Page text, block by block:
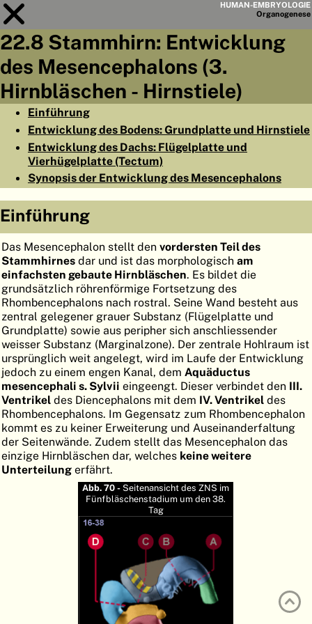
HUMAN-EMBRYOLOGIE
Organogenese
Modul 22
KAPITELLISTE
ABSTRAKT
HOME
EMBRYOGENESE
ORGANOGENESE
ATLASEMBRYOLOGY
SUCHEN
HILFE
FR
22.8 Stammhirn: Entwicklung
des Mesencephalons (3.
Hirnbläschen - Hirnstiele)
Einführung
Entwicklung des Bodens: Grundplatte und Hirnstiele
Entwicklung des Dachs: Flügelplatte und
Vierhügelplatte (Tectum)
Synopsis der Entwicklung des Mesencephalons
Einführung
Das Mesencephalon stellt den vordersten Teil des
Stammhirnes dar und ist das morphologisch am
einfachsten gebaute Hirnbläschen. Es bildet die
grundsätzlich röhrenförmige Fortsetzung des
Rhombencephalons nach rostral. Seine Wand besteht aus
zentral gelegener grauer Substanz (Flügelplatte und
Grundplatte) sowie aus peripher sich anschliessender
weisser Substanz (Marginalzone). Der zentrale Hohlraum ist
ursprünglich weit angelegt, wird im Laufe der Entwicklung
jedoch zu einem engen Kanal, dem Aquäductus
mesencephali s. Sylvii eingeengt. Dieser verbindet den III.
Ventrikel des Diencephalons mit dem IV. Ventrikel des
Rhombencephalons. Im Gegensatz zum Rhombencephalon
kommt es zu keiner Erweiterung und Auseinanderfaltung
der Seitenwände. Zudem stellt das Mesencephalon das
einzige Hirnbläschen dar, welches keine weitere
Unterteilung erfährt.
Abb. 70 - Seitenansicht des ZNS im
Fünfbläschenstadium um den 38.
Tag